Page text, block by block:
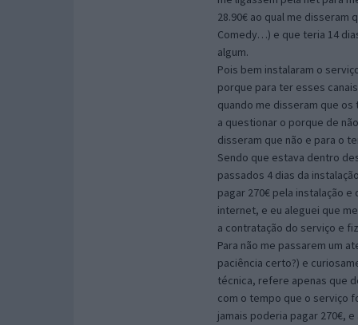
28.90€ ao qual me disseram
Comedy…) e que teria 14
algum.
Pois bem instalaram o
porque para ter esses
quando me disseram que os
a questionar o porque de
disseram que não e para o
Sendo que estava dentro
passados 4 dias da
pagar 270€ pela instalação
internet, e eu aleguei que
a contratação do serviço e
Para não me passarem um
paciência certo?) e
técnica, refere apenas que
com o tempo que o serviço
jamais poderia pagar 270€,